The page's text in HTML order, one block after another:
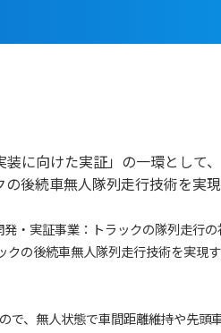
に向けた実証」の一環として
後続車無人隊列走行技術を実現
・実証事業：トラックの隊列走行
の後続車無人隊列走行技術を実現
、無人状態で車間距離維持や先頭